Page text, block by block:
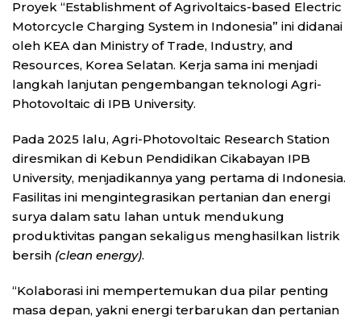
Proyek “Establishment of Agrivoltaics-based Electric
Motorcycle Charging System in Indonesia” ini didanai
oleh KEA dan Ministry of Trade, Industry, and
Resources, Korea Selatan. Kerja sama ini menjadi
langkah lanjutan pengembangan teknologi Agri-
Photovoltaic di IPB University.
Pada 2025 lalu, Agri-Photovoltaic Research Station
diresmikan di Kebun Pendidikan Cikabayan IPB
University, menjadikannya yang pertama di Indonesia.
Fasilitas ini mengintegrasikan pertanian dan energi
surya dalam satu lahan untuk mendukung
produktivitas pangan sekaligus menghasilkan listrik
bersih (clean energy).
“Kolaborasi ini mempertemukan dua pilar penting
masa depan, yakni energi terbarukan dan pertanian